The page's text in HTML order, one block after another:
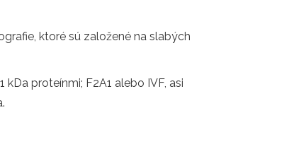
ktoré sú založené na slabých
proteínmi; F2A1 alebo IVF, asi